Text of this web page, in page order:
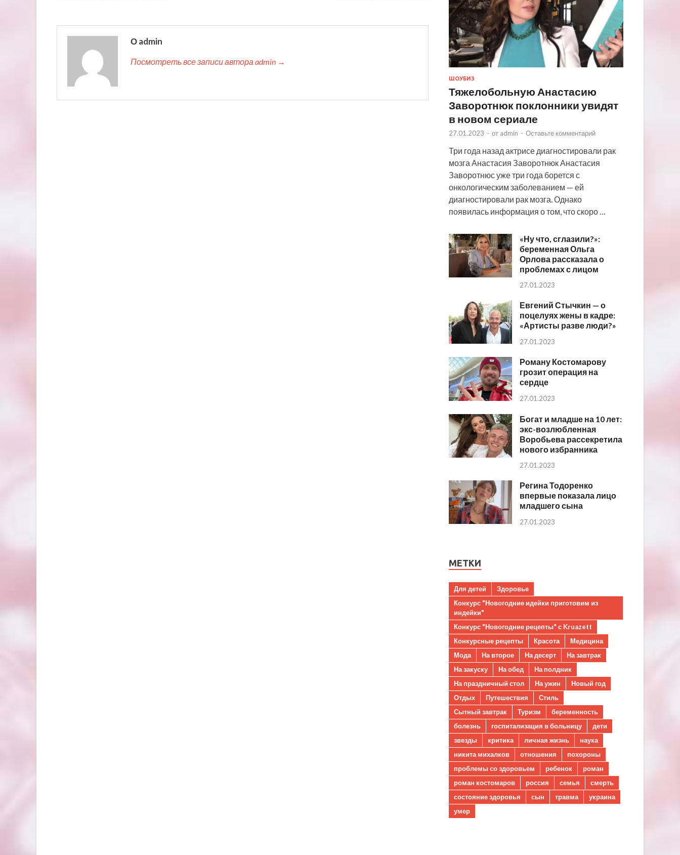
О admin
Посмотреть все записи автора admin →
ШОУБИЗ
Тяжелобольную Анастасию
Заворотнюк поклонники увидят
в новом сериале
27.01.2023 - от admin - Оставьте комментарий
Три года назад актрисе диагностировали рак
мозга Анастасия Заворотнюк Анастасия
Заворотнюс уже три года борется с
онкологическим заболеванием — ей
диагностировали рак мозга. Однако
появилась информация о том, что скоро …
«Ну что, сглазили?»:
беременная Ольга
Орлова рассказала о
проблемах с лицом
27.01.2023
Евгений Стычкин — о
поцелуях жены в кадре:
«Артисты разве люди?»
27.01.2023
Роману Костомарову
грозит операция на
сердце
27.01.2023
Богат и младше на 10 лет:
экс-возлюбленная
Воробьева рассекретила
нового избранника
27.01.2023
Регина Тодоренко
впервые показала лицо
младшего сына
27.01.2023
МЕТКИ
Для детей
Здоровье
Конкурс "Новогодние идейки приготовим из
индейки"
Конкурс "Новогодние рецепты" с Kruazett
Конкурсные рецепты
Красота
Медицина
Мода
На второе На десерт
На завтрак
На закуску
На обед
На полдник
На праздничный стол
На ужин
Новый год
Отдых
Путешествия
Стиль
Сытный завтрак
Туризм
беременность
болезнь
госпитализация в больницу
дети
звезды
критика личная жизнь
наука
никита михалков
отношения
похороны
проблемы со здоровьем
ребенок
роман
роман костомаров
россия семья
смерть
состояние здоровья
сын травма
украина
умер